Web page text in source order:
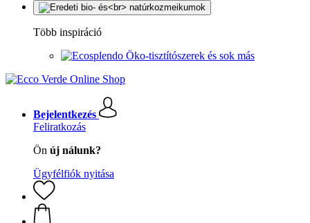
Több inspiráció
Öko-tisztítószerek és sok más
Bejelentkezés
Feliratkozás
Ön új nálunk?
Ügyfélfiók nyitása